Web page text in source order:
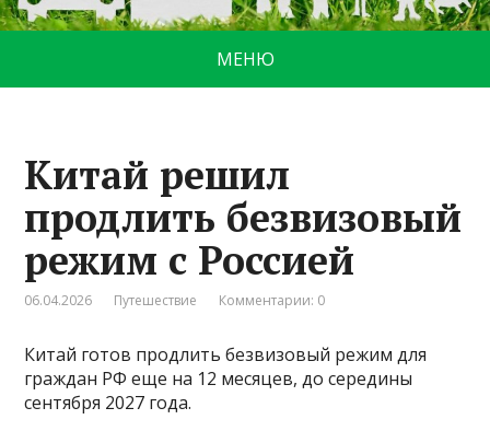
МЕНЮ
Китай решил
продлить безвизовый
режим с Россией
06.04.2026 Путешествие Комментарии: 0
Китай готов продлить безвизовый режим для
граждан РФ еще на 12 месяцев, до середины
сентября 2027 года.